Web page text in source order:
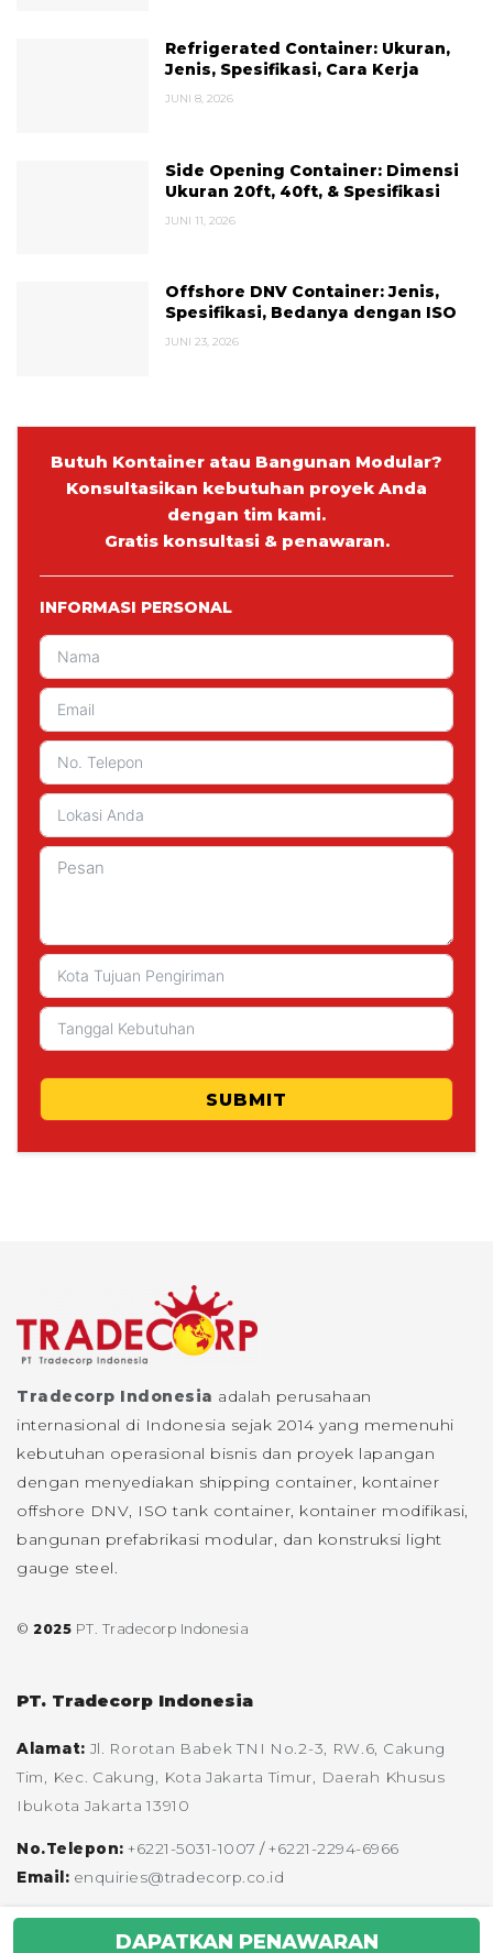
Refrigerated Container: Ukuran,
Jenis, Spesifikasi, Cara Kerja
JUNI 8, 2026
Side Opening Container: Dimensi
Ukuran 20ft, 40ft, & Spesifikasi
JUNI 11, 2026
Offshore DNV Container: Jenis,
Spesifikasi, Bedanya dengan ISO
JUNI 23, 2026
Butuh Kontainer atau Bangunan Modular?
Konsultasikan kebutuhan proyek Anda
dengan tim kami.
Gratis konsultasi & penawaran.
INFORMASI PERSONAL
SUBMIT
Tradecorp Indonesia adalah perusahaan
internasional di Indonesia sejak 2014 yang memenuhi
kebutuhan operasional bisnis dan proyek lapangan
dengan menyediakan shipping container, kontainer
offshore DNV, ISO tank container, kontainer modifikasi,
bangunan prefabrikasi modular, dan konstruksi light
gauge steel.
© 2025 PT. Tradecorp Indonesia
PT. Tradecorp Indonesia
Alamat: Jl. Rorotan Babek TNI No.2-3, RW.6, Cakung
Tim, Kec. Cakung, Kota Jakarta Timur, Daerah Khusus
Ibukota Jakarta 13910
No.Telepon: +6221-5031-1007 /+6221-2294-6966
Email: enquiries@tradecorp.co.id
DAPATKAN PENAWARAN